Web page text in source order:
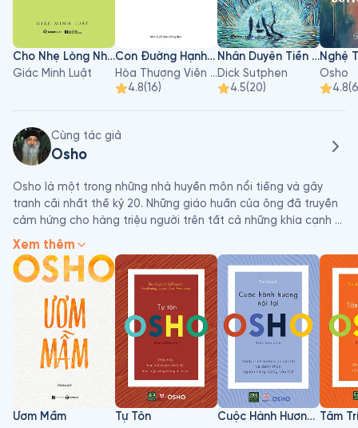
Cho Nhẹ Lòng Nhau
Giác Minh Luật
Con Đường Hạnh Phúc
Hòa Thượng Viên Minh
4.8(16)
Nhân Duyên Tiền Kiếp
Dick Sutphen
4.5(20)
Osho
4.8(
Cùng tác giả
Osho
Osho là một trong những nhà huyền môn nổi tiếng và gây
tranh cãi nhất thế kỷ 20. Những giáo huấn của ông đã truyền
cảm hứng cho hàng triệu người trên tất cả những khía cạnh
của cuộc sống, từ sự tìm kiếm hạnh phúc cá nhân cho đến
những vấn đề chính trị, xã hội cấp thiết và những mối quan
tâm về tinh thần của thời đại chúng ta. Với trí tuệ, sự hài hước
cùng nghệ thuật kể chuyện bậc thầy của mình, ông đã dẫn
dắt thính giả thấu hiểu những khái niệm triết học phức tạp
một cách rõ ràng và thông suốt.
Xem thêm
Ươm Mầm
Tự Tôn
Cuộc Hành Hương Nội Tại Tâm